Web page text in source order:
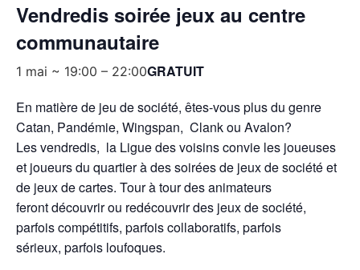
Vendredis soirée jeux au centre
communautaire
1 mai ~ 19:00 – 22:00GRATUIT
En matière de jeu de société, êtes-vous plus du genre
Catan, Pandémie, Wingspan, Clank ou Avalon?
Les vendredis, la Ligue des voisins convie les joueuses
et joueurs du quartier à des soirées de jeux de société et
de jeux de cartes. Tour à tour des animateurs
feront découvrir ou redécouvrir des jeux de société,
parfois compétitifs, parfois collaboratifs, parfois
sérieux, parfois loufoques.